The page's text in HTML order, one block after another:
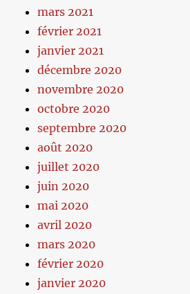
mars 2021
février 2021
janvier 2021
décembre 2020
novembre 2020
octobre 2020
septembre 2020
août 2020
juillet 2020
juin 2020
mai 2020
avril 2020
mars 2020
février 2020
janvier 2020